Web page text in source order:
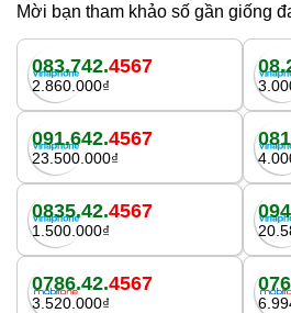
Mời bạn tham khảo số gần giống
083.742.4567
2.860.000₫
091.642.4567
23.500.000₫
0835.42.4567
1.500.000₫
0786.42.4567
3.520.000₫